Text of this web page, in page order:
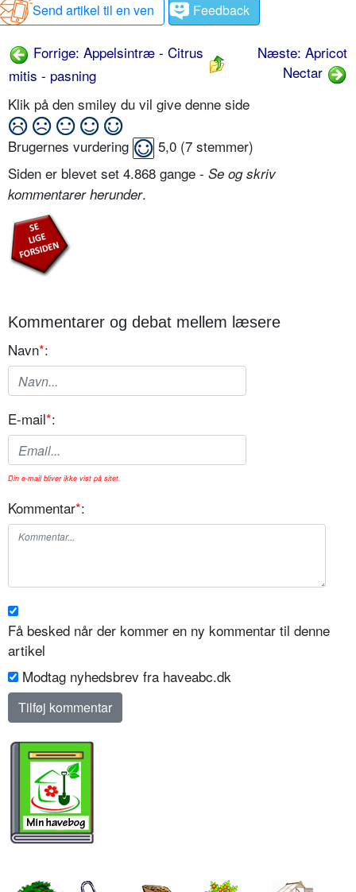
Send artikel til en ven
Feedback
Forrige: Appelsintræ - Citrus
mitis - pasning
Næste: Apricot
Nectar
Klik på den smiley du vil give denne side
Brugernes vurdering 5,0 (7 stemmer)
Siden er blevet set 4.868 gange - Se og skriv
kommentarer herunder.
Kommentarer og debat mellem læsere
Navn*:
E-mail*:
Din e-mail bliver ikke vist på sitet.
Kommentar*:
Få besked når der kommer en ny kommentar til denne
artikel
Modtag nyhedsbrev fra haveabc.dk